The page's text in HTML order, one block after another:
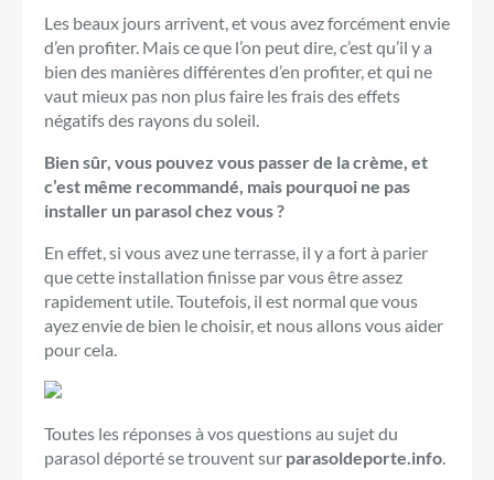
Les beaux jours arrivent, et vous avez forcément envie
d’en profiter. Mais ce que l’on peut dire, c’est qu’il y a
bien des manières différentes d’en profiter, et qui ne
vaut mieux pas non plus faire les frais des effets
négatifs des rayons du soleil.
Bien sûr, vous pouvez vous passer de la crème, et
c’est même recommandé, mais pourquoi ne pas
installer un parasol chez vous ?
En effet, si vous avez une terrasse, il y a fort à parier
que cette installation finisse par vous être assez
rapidement utile. Toutefois, il est normal que vous
ayez envie de bien le choisir, et nous allons vous aider
pour cela.
Toutes les réponses à vos questions au sujet du
parasol déporté se trouvent sur parasoldeporte.info.